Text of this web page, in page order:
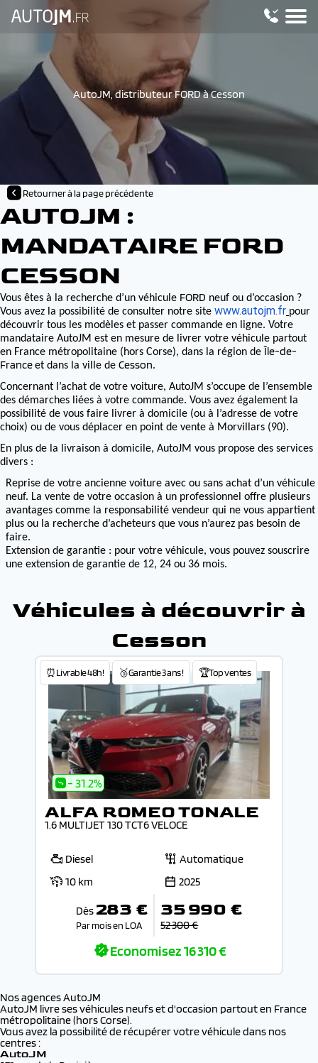
AutoJM, distributeur FORD à Cesson
Retourner à la page précédente
AUTOJM :
MANDATAIRE FORD
CESSON
Vous êtes à la recherche d’un véhicule FORD neuf ou d’occasion ?
Vous avez la possibilité de consulter notre site www.autojm.fr pour
découvrir tous les modèles et passer commande en ligne. Votre
mandataire AutoJM est en mesure de livrer votre véhicule partout
en France métropolitaine (hors Corse), dans la région de Île-de-
Franceet dans la ville de Cesson.
Concernant l’achat de votre voiture, AutoJM s’occupe de l’ensemble
des démarches liées à votre commande. Vous avez également la
possibilité de vous faire livrer à domicile (ou à l’adresse de votre
choix) ou de vous déplacer en point de vente à Morvillars (90).
En plus de la livraison à domicile, AutoJM vous propose des services
divers :
Reprise de votre ancienne voiture avec ou sans achat d’un véhicule
neuf. La vente de votre occasion à un professionnel offre plusieurs
avantages comme la responsabilité vendeur qui ne vous appartient
plus ou la recherche d’acheteurs que vous n’aurez pas besoin de
faire.
Extension de garantie : pour votre véhicule, vous pouvez souscrire
une extension de garantie de 12, 24 ou 36 mois.
Véhicules à découvrir à
Cesson
⏰Livrable 48h! 🥉Garantie 3 ans ! 🏆Top ventes
- 31.2%
ALFA ROMEO TONALE
1.6 MULTIJET 130 TCT6 VELOCE
Diesel
Automatique
10 km
2025
Dès 283 €
Par mois en LOA
35 990 €
52 300 €
Economisez16 310 €
Nos agences AutoJM
AutoJM livre ses véhicules neufs et d'occasion partout en France
métropolitaine (hors Corse).
Vous avez la possibilité de récupérer votre véhicule dans nos
centres :
AutoJM